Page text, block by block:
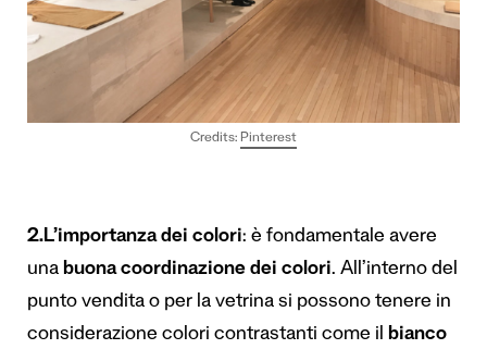
Credits: Pinterest
2.L’importanza dei colori: è fondamentale avere
una buona coordinazione dei colori. All’interno del
punto vendita o per la vetrina si possono tenere in
considerazione colori contrastanti come il bianco